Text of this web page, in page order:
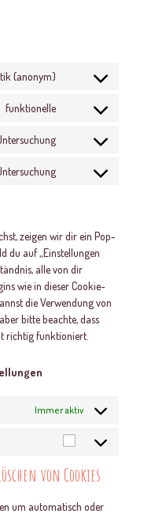
(anonym)
funktionelle
zeigen wir dir ein Pop-
du auf „Einstellungen
alle von dir
wie in dieser Cookie-
die Verwendung von
bitte beachte, dass
richtig funktioniert.
Immer aktiv
von Cookies
um automatisch oder